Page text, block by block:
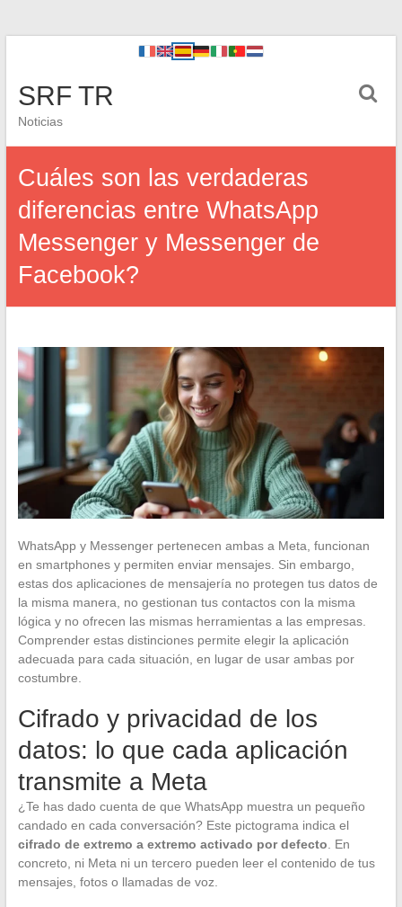
SRF TR
Noticias
Cuáles son las verdaderas
diferencias entre WhatsApp
Messenger y Messenger de
Facebook?
WhatsApp y Messenger pertenecen ambas a Meta, funcionan
en smartphones y permiten enviar mensajes. Sin embargo,
estas dos aplicaciones de mensajería no protegen tus datos de
la misma manera, no gestionan tus contactos con la misma
lógica y no ofrecen las mismas herramientas a las empresas.
Comprender estas distinciones permite elegir la aplicación
adecuada para cada situación, en lugar de usar ambas por
costumbre.
Cifrado y privacidad de los
datos: lo que cada aplicación
transmite a Meta
¿Te has dado cuenta de que WhatsApp muestra un pequeño
candado en cada conversación? Este pictograma indica el
cifrado de extremo a extremo activado por defecto . En
concreto, ni Meta ni un tercero pueden leer el contenido de tus
mensajes, fotos o llamadas de voz.